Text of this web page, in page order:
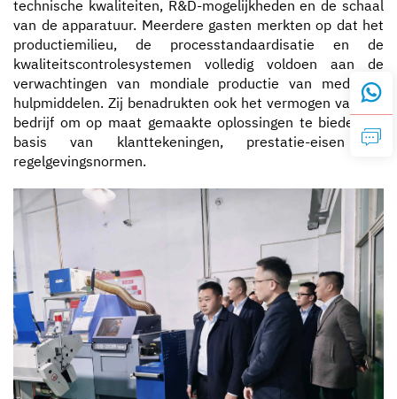
technische kwaliteiten, R&D-mogelijkheden en de schaal
van de apparatuur. Meerdere gasten merkten op dat het
productiemilieu, de processtandaardisatie en de
kwaliteitscontrolesystemen volledig voldoen aan de
verwachtingen van mondiale productie van medische
hulpmiddelen. Zij benadrukten ook het vermogen van het
bedrijf om op maat gemaakte oplossingen te bieden op
basis van klanttekeningen, prestatie-eisen en
regelgevingsnormen.